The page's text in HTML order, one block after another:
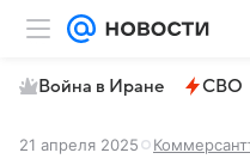
Война в Иране СВО
21 апреля 2025